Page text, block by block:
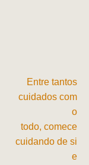
Entre tantos
cuidados com
o
todo, comece
cuidando de si
e